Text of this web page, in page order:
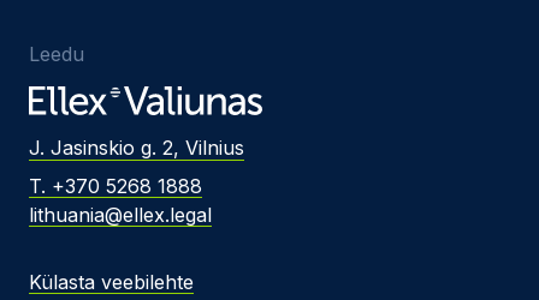
Leedu
J. Jasinskio g. 2, Vilnius
T. +370 5268 1888
lithuania@ellex.legal
Külasta veebilehte